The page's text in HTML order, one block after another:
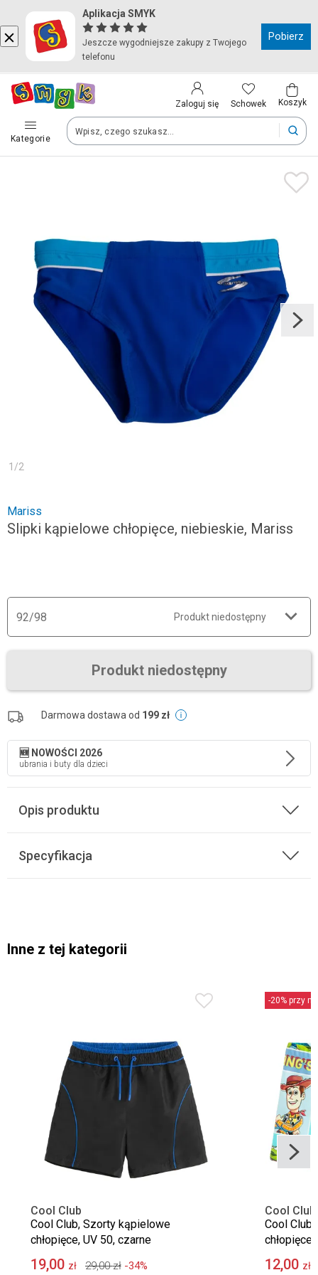
Aplikacja SMYK
Jeszcze wygodniejsze zakupy z Twojego
telefonu
Pobierz
Zaloguj się Schowek Koszyk
Kategorie
Kraj i język
Polska (Poland)
Twoje zamówienia dostarczymy na teren wybranego kraju.
Po zmianie kraju część produktów może zostać usunięta z
1 /2
Mariss
Slipki kąpielowe chłopięce, niebieskie, Mariss
92/98 Produkt niedostępny
Produkt niedostępny
Darmowa dostawa od 199 zł
🆕 NOWOŚCI 2026
ubrania i buty dla dzieci
Opis produktu
Specyfikacja
Inne z tej kategorii
Cool Club
Cool Club, Szorty kąpielowe
chłopięce, UV 50, czarne
19,00 zł 29,00 zł -34%
-20% przy
Cool Club
Cool
Story
12,00 zł